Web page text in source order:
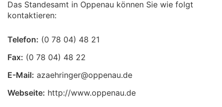
Das Standesamt in Oppenau können Sie wie folgt
kontaktieren:
Telefon:
Fax:
E-Mail:
Webseite: http://www.oppenau.de